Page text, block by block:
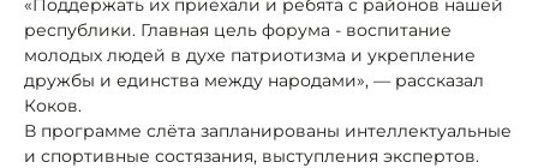
«Поддержать их приехали и ребята с районов нашей
республики. Главная цель форума - воспитание
молодых людей в духе патриотизма и укрепление
дружбы и единства между народами», — рассказал
Коков.
В программе слёта запланированы интеллектуальные
и спортивные состязания, выступления экспертов.